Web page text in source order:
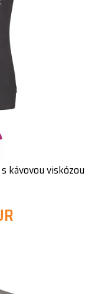
kávovou viskózou